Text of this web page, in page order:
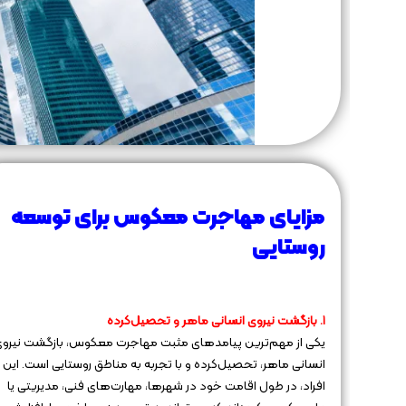
مزایای مهاجرت معکوس برای توسعه
روستایی
۱. بازگشت نیروی انسانی ماهر و تحصیل‌کرده
یکی از مهم‌ترین پیامدهای مثبت مهاجرت معکوس، بازگشت
انسانی ماهر، تحصیل‌کرده و با تجربه به مناطق روستایی است. این
افراد، در طول اقامت خود در شهرها، مهارت‌های فنی، مدیریتی یا